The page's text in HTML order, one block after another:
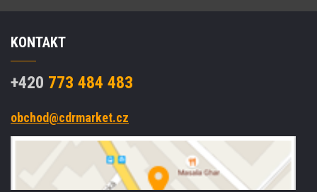
KONTAKT
+420 773 484 483
obchod@cdrmarket.cz